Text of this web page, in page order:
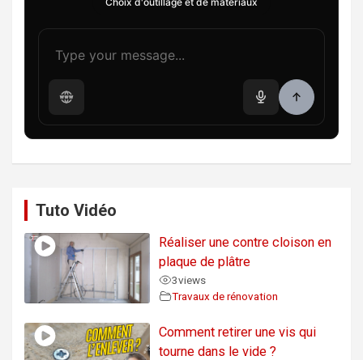
Tuto Vidéo
Réaliser une contre cloison en
plaque de plâtre
3views
Travaux de rénovation
Comment retirer une vis qui
tourne dans le vide ?